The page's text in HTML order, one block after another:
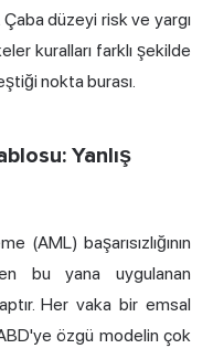
Çaba düzeyi risk ve yargı
kuralları farklı şekilde
nokta burası.
Yanlış
(AML) başarısızlığının
bu yana uygulanan
Her vaka bir emsal
özgü modelin çok